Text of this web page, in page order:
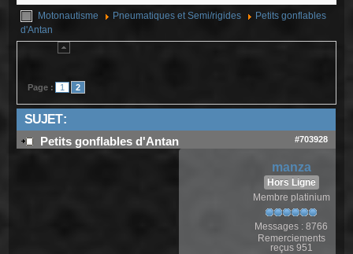
Motonautisme
Pneumatiques et Semi/rigides
Petits gonflables
d'Antan
Page : 1 2
SUJET :
Petits gonflables d'Antan #703928
manza
Hors Ligne
Membre platinium
Messages : 8766
Remerciements
reçus 951